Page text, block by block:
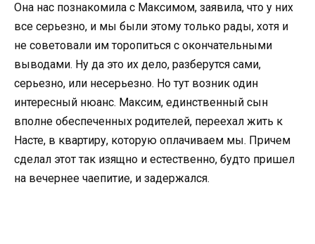
Она нас познакомила с Максимом, заявила, что у них
все серьезно, и мы были этому только рады, хотя и
не советовали им торопиться с окончательными
выводами. Ну да это их дело, разберутся сами,
серьезно, или несерьезно. Но тут возник один
интересный нюанс. Максим, единственный сын
вполне обеспеченных родителей, переехал жить к
Насте, в квартиру, которую оплачиваем мы. Причем
сделал этот так изящно и естественно, будто пришел
на вечернее чаепитие, и задержался.